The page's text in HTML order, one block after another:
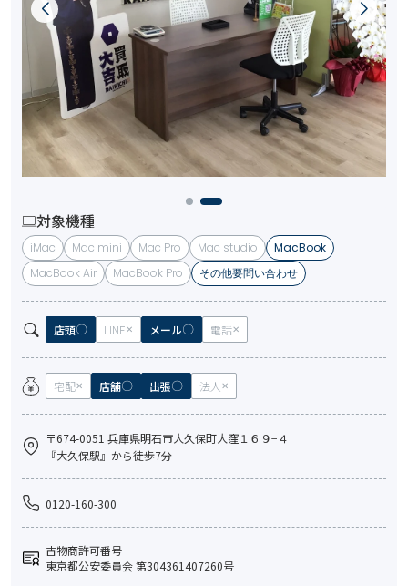
対象機種
iMac Mac mini Mac Pro Mac studio
MacBook
MacBook Air
MacBook Pro その他要問い合わせ
店頭 LINE メール 電話
宅配 店舗 出張 法人
〒674-0051 兵庫県明石市大久保町大窪１６９−４
『大久保駅』から徒歩7分
0120-160-300
古物商許可番号
東京都公安委員会 第304361407260号